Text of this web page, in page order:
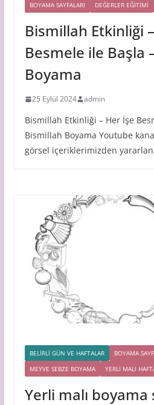
BOYAMA SAYFALARI DEĞERLER EĞİTİMİ
Bismillah Etkinliği
Besmele ile Başla
Boyama
25 Eylül 2024 admin
Bismillah Etkinliği – Her İşe
Bismillah Boyama Youtube
görsel içeriklerimizden
BELİRLİ GÜN VE HAFTALAR
BOYAMA
MEYVE SEBZE BOYAMA
YERLİ MALI
Yerli malı boyama